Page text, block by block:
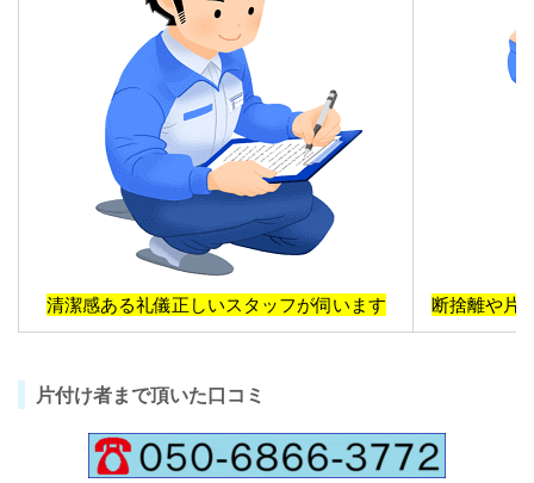
清潔感ある礼儀正しいスタッフが伺います 断捨離や片
片付け者まで頂いた口コミ